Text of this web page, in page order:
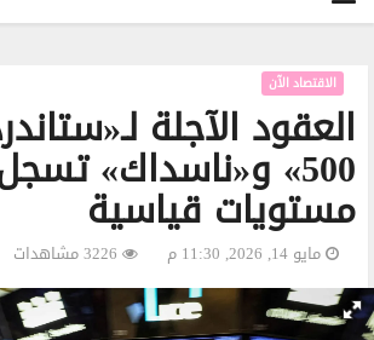
العقود الآجلة
500» و«ناسداك»
مستويات قياسية
الاقتصاد الآن
مايو 14, 2026, 11:30 م